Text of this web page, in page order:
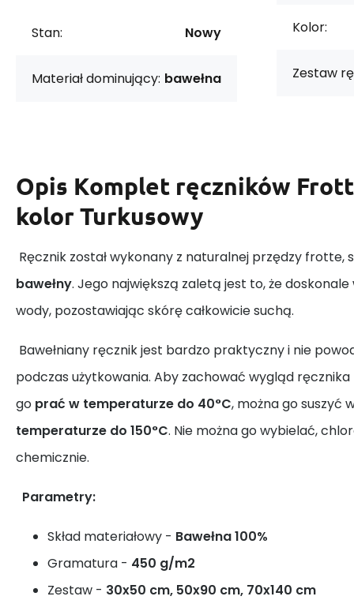
Stan: Nowy
Materiał dominujący: bawełna
Kolor:
Zestaw
Opis Komplet ręczników
kolor Turkusowy
Ręcznik został wykonany z naturalnej przędzy frotte,
bawełny. Jego największą zaletą jest to, że
wody, pozostawiając skórę całkowicie suchą.
Bawełniany ręcznik jest bardzo praktyczny i nie
podczas użytkowania. Aby zachować wygląd ręcznika
go prać w temperaturze do 40°C, można go suszyć
temperaturze do 150°C. Nie można go wybielać,
chemicznie.
Parametry:
Skład materiałowy - Bawełna 100%
Gramatura - 450 g/m2
Zestaw - 30x50 cm, 50x90 cm, 70x140 cm